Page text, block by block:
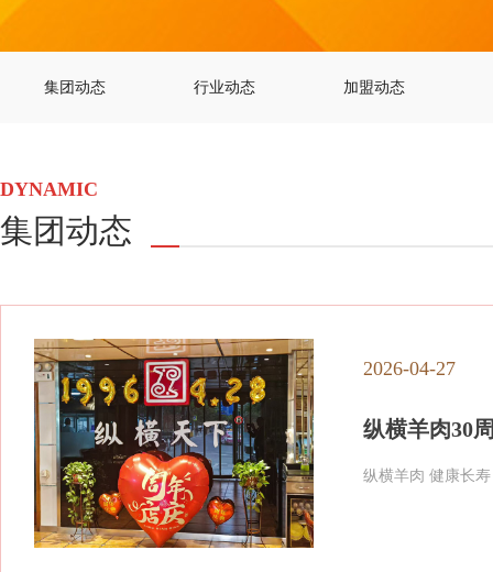
集团动态 行业动态 加盟动态
DYNAMIC
集团动态
2026-04-27
纵横羊肉30
纵横羊肉 健康长